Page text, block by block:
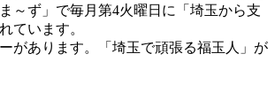
～ず」で毎月第4火曜日に「埼玉から支
ています。
があります。「埼玉で頑張る福玉人」が